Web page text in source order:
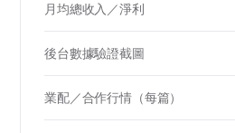
月均總收入／淨利
後台數據驗證截圖
業配／合作行情（每篇）